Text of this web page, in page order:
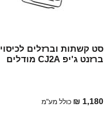
סט קשתות וברזלים לכיסוי
ברזנט ג'יפ CJ2A מודלים
1,180 ₪ כולל מע"מ